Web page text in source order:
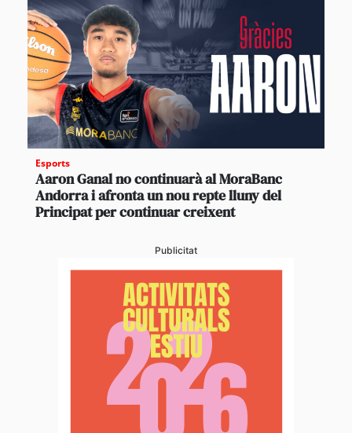
Esports
Aaron Ganal no continuarà al MoraBanc
Andorra i afronta un nou repte lluny del
Principat per continuar creixent
Publicitat